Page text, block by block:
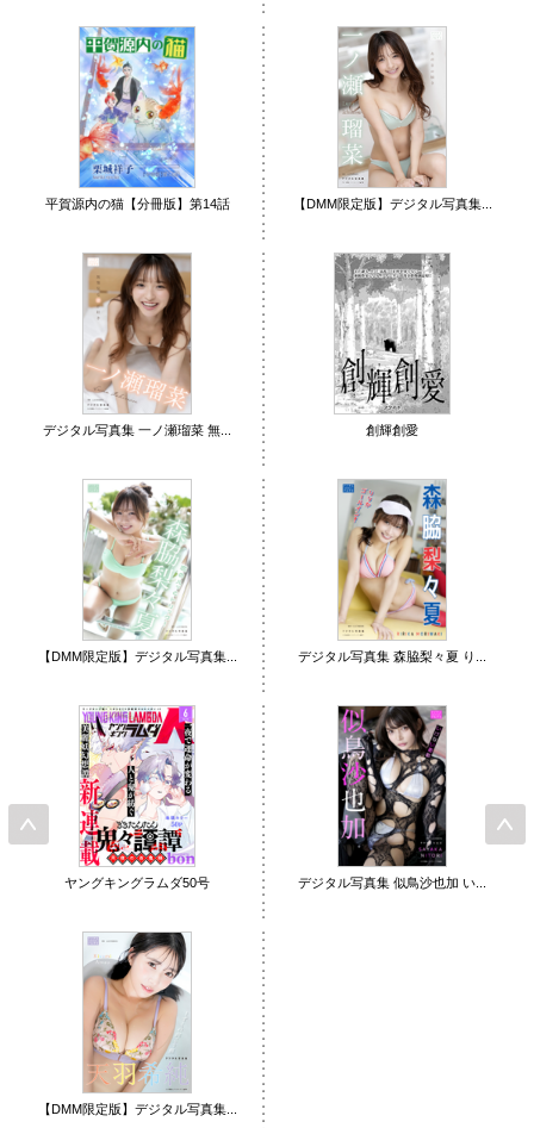
平賀源内の猫【分冊版】第14話 【DMM限定版】デジタル写真集...
デジタル写真集 一ノ瀬瑠菜 無... 創輝創愛
【DMM限定版】デジタル写真集... デジタル写真集 森脇梨々夏 り...
ヤングキングラムダ50号 デジタル写真集 似鳥沙也加 い...
【DMM限定版】デジタル写真集...